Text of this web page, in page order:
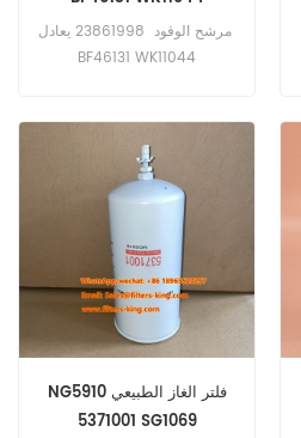
RS175RCR01 7423889561
مرشح الوقود 23861998 يعادل
BF46131 WK11044
NG5910 فلتر الغاز الطبيعي
5371001 SG1069